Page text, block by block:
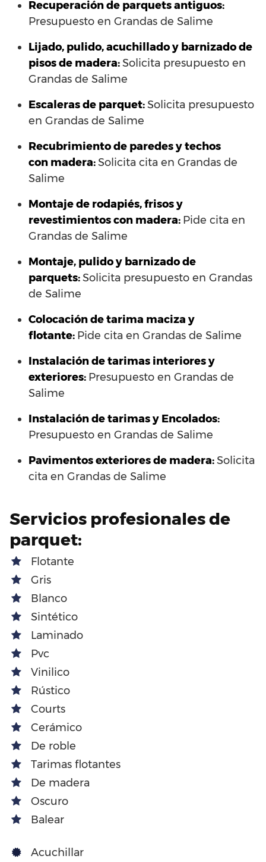
Recuperación de parquets antiguos:
Presupuesto en Grandas de Salime
Lijado, pulido, acuchillado y barnizado de
pisos de madera:Solicita presupuesto en
Grandas de Salime
Escaleras de parquet:Solicita presupuesto
en Grandas de Salime
Recubrimiento de paredes y techos
con madera:Solicita cita en Grandas de
Salime
Montaje de rodapiés, frisos y
revestimientos con madera: Pide cita en
Grandas de Salime
Montaje, pulido y barnizado de
parquets:Solicita presupuesto en Grandas
de Salime
Colocación de tarima maciza y
flotante: Pide cita en Grandas de Salime
Instalación de tarimas interiores y
exteriores: Presupuesto en Grandas de
Salime
Instalación de tarimas y Encolados:
Presupuesto en Grandas de Salime
Pavimentos exteriores de madera:Solicita
cita en Grandas de Salime
Servicios profesionales de
parquet:
Flotante
Gris
Blanco
Sintético
Laminado
Pvc
Vinilico
Rústico
Courts
Cerámico
De roble
Tarimas flotantes
De madera
Oscuro
Balear
Acuchillar